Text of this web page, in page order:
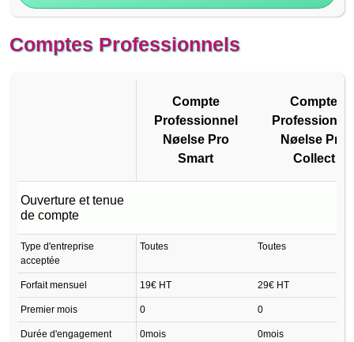
Comptes Professionnels
Compte
Professionnel
Nøelse Pro
Smart
Compte
Nøelse Pro
Collect
Ouverture et tenue
de compte
Type d'entreprise
acceptée
Toutes Toutes
Forfait mensuel 19€ HT 29€ HT
Premier mois 0 0
Durée d'engagement 0mois 0mois